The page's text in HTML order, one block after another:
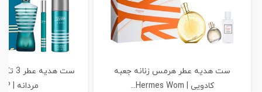
ست هدیه عطر هرمس زنانه جعبه
کادویی | Hermes Wom...
ست
مردانه | Jean P...